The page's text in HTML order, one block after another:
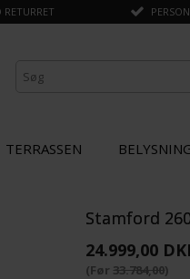
TERRASSEN
KØBTEStamford
24.999,00
(Før 33.784,00)